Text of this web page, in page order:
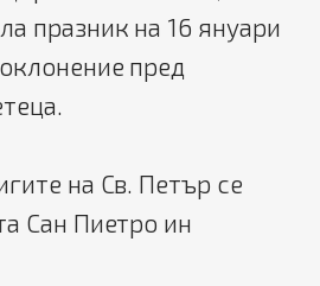
празник на 16 януари
пред
на Св. Петър се
Сан Пиетро ин